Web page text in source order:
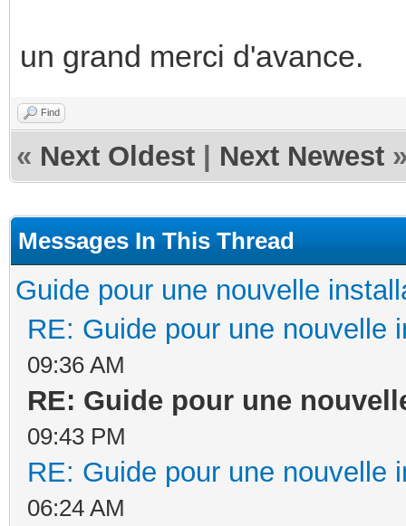
un grand merci d'avance.
Find
« Next Oldest Next Newest
Messages In This Thread
Guide pour une nouvelle
RE: Guide pour une nouvelle
09:36 AM
RE: Guide pour une
09:43 PM
RE: Guide pour une nouvelle
06:24 AM